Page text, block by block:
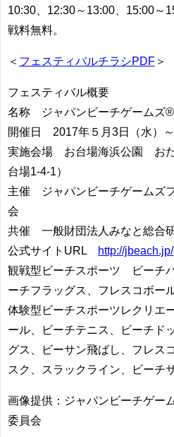
10:30、12:30～13:00、15:00～
戦料無料。
＜ フェスティバルチラシPDF ＞
フェスティバル概要
名称 ジャパンビーチゲームズ
開催日 2017年５月3日（水）～
実施会場 お台場海浜公園 お
台場1-4-1）
主催 ジャパンビーチゲームズ
会
共催 一般財団法人みなと総合
公式サイトURL
http://
観戦型ビーチスポーツ ビーチ
ーチフラッグス、フレスコボー
体験型ビーチスポーツレクリ
ール、ビーチテニス、ビーチド
グス、ビーサン飛ばし、フレス
スク、スラックライン、ビーチ
画像提供：ジャパンビーチゲー
委員会